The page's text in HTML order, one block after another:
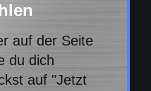
auf der Seite
du dich
auf "Jetzt